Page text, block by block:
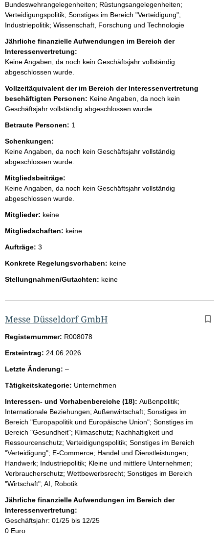
Bundeswehrangelegenheiten; Rüstungsangelegenheiten;
Verteidigungspolitik; Sonstiges im Bereich "Verteidigung";
Industriepolitik; Wissenschaft, Forschung und Technologie
Jährliche finanzielle Aufwendungen im Bereich der
Interessenvertretung:
Keine Angaben, da noch kein Geschäftsjahr vollständig
abgeschlossen wurde.
Vollzeitäquivalent der im Bereich der Interessenvertretung
beschäftigten Personen: Keine Angaben, da noch kein
Geschäftsjahr vollständig abgeschlossen wurde.
Betraute Personen: 1
Schenkungen:
Keine Angaben, da noch kein Geschäftsjahr vollständig
abgeschlossen wurde.
Mitgliedsbeiträge:
Keine Angaben, da noch kein Geschäftsjahr vollständig
abgeschlossen wurde.
Mitglieder: keine
Mitgliedschaften: keine
Aufträge: 3
Konkrete Regelungsvorhaben: keine
Stellungnahmen/Gutachten: keine
Messe Düsseldorf GmbH
Registernummer: R008078
Ersteintrag: 24.06.2026
Letzte Änderung: –l
e
r
Tätigkeitskategorie: Unternehmen
Interessen- und Vorhabenbereiche (18): Außenpolitik;
Internationale Beziehungen; Außenwirtschaft; Sonstiges im
Bereich "Europapolitik und Europäische Union"; Sonstiges im
Bereich "Gesundheit"; Klimaschutz; Nachhaltigkeit und
Ressourcenschutz; Verteidigungspolitik; Sonstiges im Bereich
"Verteidigung"; E-Commerce; Handel und Dienstleistungen;
Handwerk; Industriepolitik; Kleine und mittlere Unternehmen;
Verbraucherschutz; Wettbewerbsrecht; Sonstiges im Bereich
"Wirtschaft"; AI, Robotik
Jährliche finanzielle Aufwendungen im Bereich der
Interessenvertretung:
Geschäftsjahr: 01/25 bis 12/25
0 Euro